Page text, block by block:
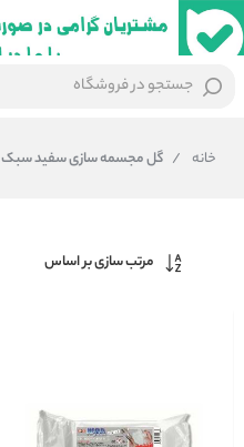
جستجو در فروشگاه
خانه / گل مجسمه سازی سفید سبک
مرتب سازی بر اساس